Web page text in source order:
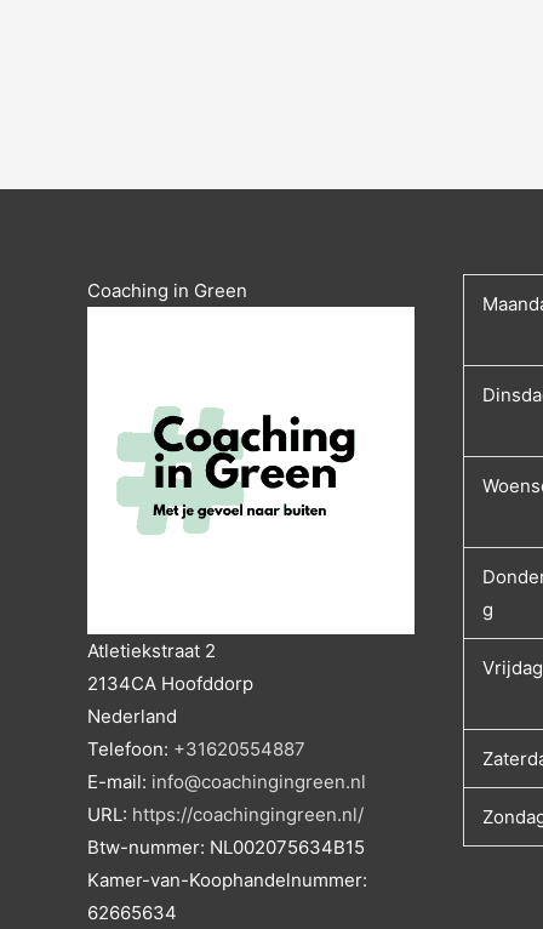
Coaching in Green
Atletiekstraat 2
2134CA Hoofddorp
Nederland
Telefoon: +31620554887
E-mail: info@coachingingreen.nl
URL: https://coachingingreen.nl/
Btw-nummer: NL002075634B15
Kamer-van-Koophandelnummer:
62665634
g
Vrijdag